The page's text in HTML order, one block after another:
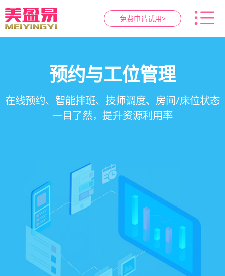
免费申请试用>
智慧养生馆管理系统
一站式解决养生馆预约、服务、会员、财务、营
销全流程数字化管理
会员营销&锁客
会员积分、套餐定制、精准营销、客户关怀，提
升复购率与客单价
预约与工位管理
在线预约、智能排班、技师调度、房间/床位状态
一目了然，提升资源利用率
健康档案与效果追踪
客户体质记录、服务方案执行、效果对比，数据
化展示服务价值